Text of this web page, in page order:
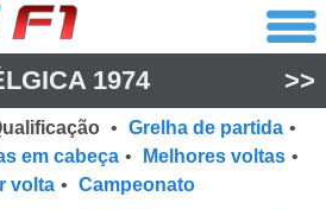
1974 >>
• Grelha de partida •
em cabeça • Melhores voltas •
volta • Campeonato